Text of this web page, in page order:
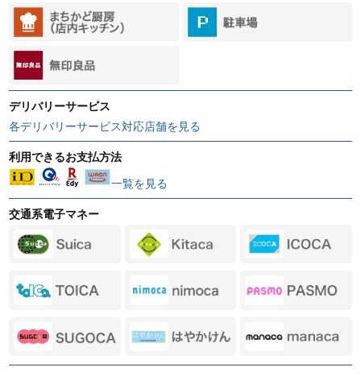
デリバリーサービス
各デリバリーサービス対応店舗を見る
利用できるお支払方法
一覧を見る
交通系電子マネー